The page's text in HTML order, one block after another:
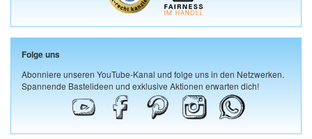
Folge uns
Abonniere unseren YouTube-Kanal und folge uns in den Netzwerken.
Spannende Bastelideen und exklusive Aktionen erwarten dich!